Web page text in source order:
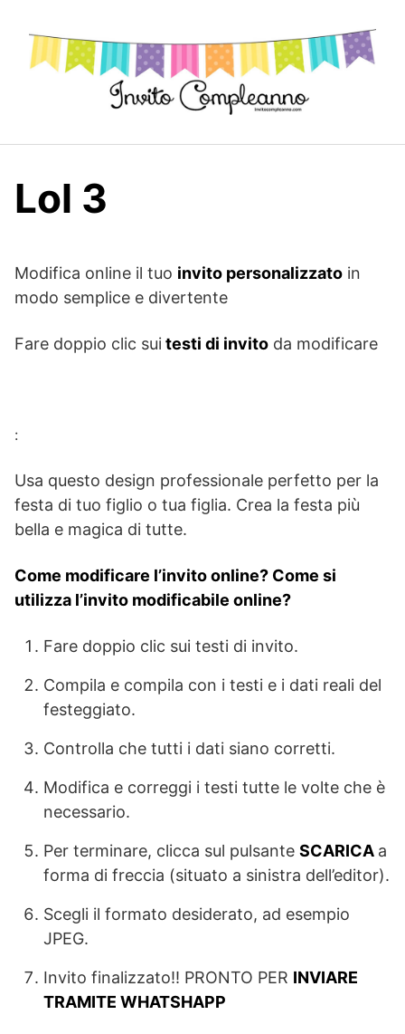
content
Lol 3
Modifica online il tuo invito personalizzato in
modo semplice e divertente
Fare doppio clic sui testi di invito da modificare
:
Usa questo design professionale perfetto per la
festa di tuo figlio o tua figlia. Crea la festa più
bella e magica di tutte.
Come modificare l’invito online? Come si
utilizza l’invito modificabile online?
Fare doppio clic sui testi di invito.
Compila e compila con i testi e i dati reali del
festeggiato.
Controlla che tutti i dati siano corretti.
Modifica e correggi i testi tutte le volte che è
necessario.
Per terminare, clicca sul pulsante SCARICA a
forma di freccia (situato a sinistra dell’editor).
Scegli il formato desiderato, ad esempio
JPEG.
Invito finalizzato!! PRONTO PER INVIARE
TRAMITE WHATSHAPP